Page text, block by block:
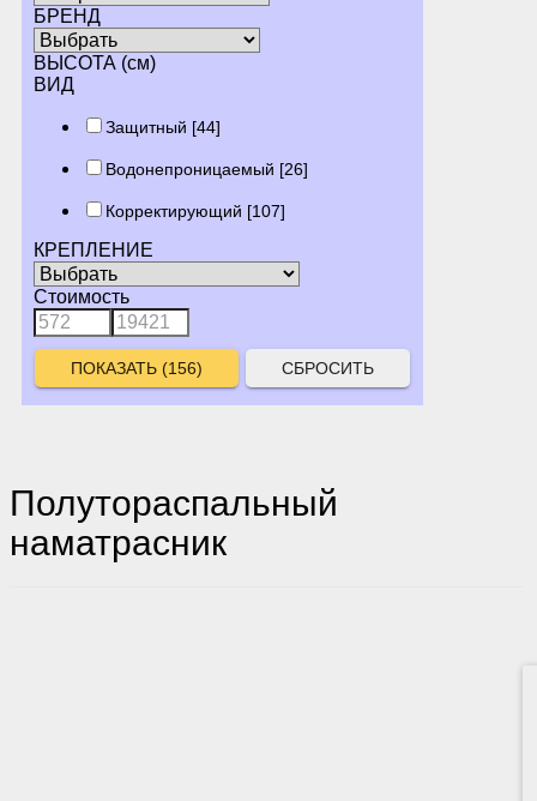
Полутораспальный
наматрасник
БРЕНД
ВЫСОТА (см)
ВИД
Защитный [44]
Водонепроницаемый [26]
Корректирующий [107]
КРЕПЛЕНИЕ
Стоимость
СБРОСИТЬ